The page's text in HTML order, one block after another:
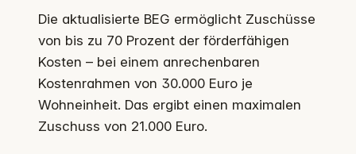
Die aktualisierte BEG ermöglicht Zuschüsse
von bis zu 70 Prozent der förderfähigen
Kosten – bei einem anrechenbaren
Kostenrahmen von 30.000 Euro je
Wohneinheit. Das ergibt einen maximalen
Zuschuss von 21.000 Euro.